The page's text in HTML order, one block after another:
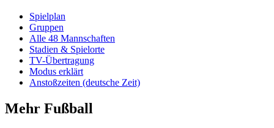
Spielplan
Gruppen
Alle 48 Mannschaften
Stadien & Spielorte
TV-Übertragung
Modus erklärt
Anstoßzeiten (deutsche Zeit)
Mehr Fußball